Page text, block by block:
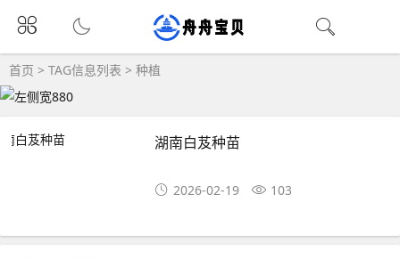
首页 > TAG信息列表 > 种植
湖南白芨种苗
2026-02-19 103